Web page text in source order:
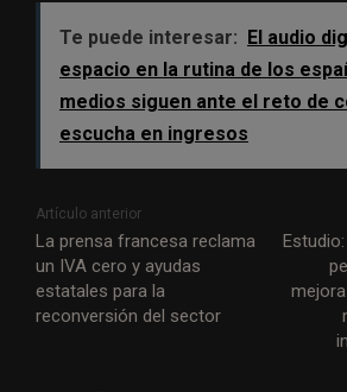
Te puede interesar:
El audio
espacio en la rutina de los
medios siguen ante el reto de
escucha en ingresos
Artículo anterior
La prensa francesa reclama
un IVA cero y ayudas
estatales para la
reconversión del sector